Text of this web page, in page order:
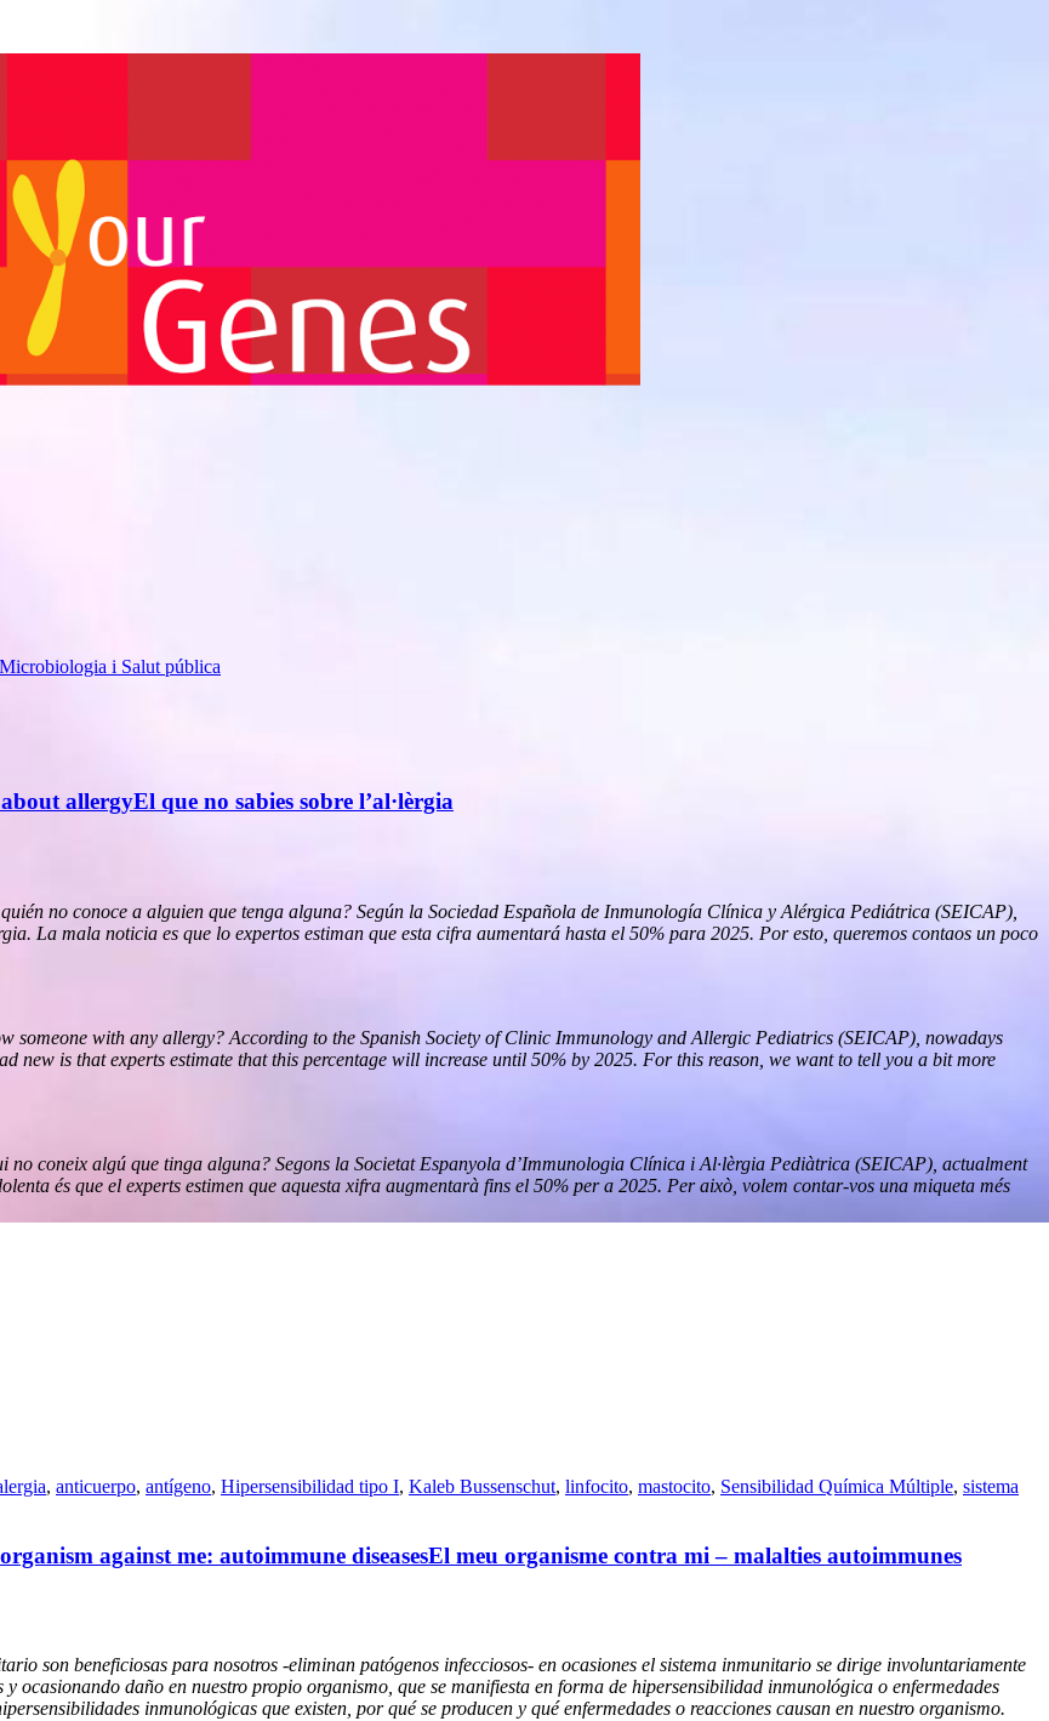
Microbiologia i Salut pública
allergyEl que no sabies sobre l’al·lèrgia
no conoce a alguien que tenga alguna? Según la Sociedad Española de Inmunología Clínica y Alérgica Pediátrica (SEICAP),
La mala noticia es que lo expertos estiman que esta cifra aumentará hasta el 50% para 2025. Por esto, queremos contaos un poco
someone with any allergy? According to the Spanish Society of Clinic Immunology and Allergic Pediatrics (SEICAP), nowadays
new is that experts estimate that this percentage will increase until 50% by 2025. For this reason, we want to tell you a bit more
no coneix algú que tinga alguna? Segons la Societat Espanyola d’Immunologia Clínica i Al·lèrgia Pediàtrica (SEICAP), actualment
és que el experts estimen que aquesta xifra augmentarà fins el 50% per a 2025. Per això, volem contar-vos una miqueta més
, anticuerpo, antígeno, Hipersensibilidad tipo I, Kaleb Bussenschut, linfocito, mastocito, Sensibilidad Química Múltiple, sistema
against me: autoimmune diseasesEl meu organisme contra mi – malalties autoimmunes
son beneficiosas para nosotros -eliminan patógenos infecciosos- en ocasiones el sistema inmunitario se dirige involuntariamente
ocasionando daño en nuestro propio organismo, que se manifiesta en forma de hipersensibilidad inmunológica o enfermedades
inmunológicas que existen, por qué se producen y qué enfermedades o reacciones causan en nuestro organismo.